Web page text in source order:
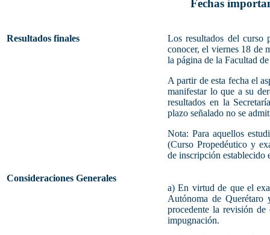
Fechas
Resultados finales
Los resultados del curso
conocer, el viernes 18 de
la página de la Facultad
A partir de esta fecha el
manifestar lo que a su
resultados en la
plazo señalado no se
Nota: Para aquellos
(Curso Propedéutico y
de inscripción establecido
Consideraciones Generales
a) En virtud de que el
Autónoma de Querétaro
procedente la revisión
impugnación.